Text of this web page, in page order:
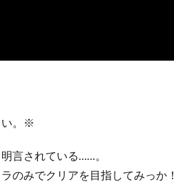
い。※
言されている……。
のみでクリアを目指してみっか！